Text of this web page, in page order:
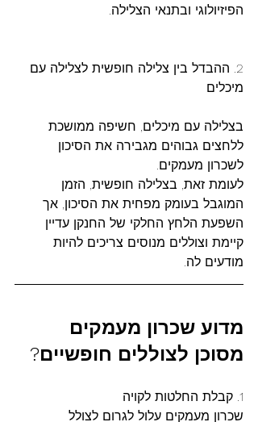
הפיזיולוגי ובתנאי הצלילה.
2. ההבדל בין צלילה חופשית לצלילה עם
מיכלים
בצלילה עם מיכלים, חשיפה ממושכת
ללחצים גבוהים מגבירה את הסיכון
לשכרון מעמקים.
לעומת זאת, בצלילה חופשית, הזמן
המוגבל בעומק מפחית את הסיכון, אך
השפעת הלחץ החלקי של החנקן עדיין
קיימת וצוללים מנוסים צריכים להיות
מודעים לה.
מדוע שכרון מעמקים
מסוכן לצוללים חופשיים?
1. קבלת החלטות לקויה
שכרון מעמקים עלול לגרום לצולל